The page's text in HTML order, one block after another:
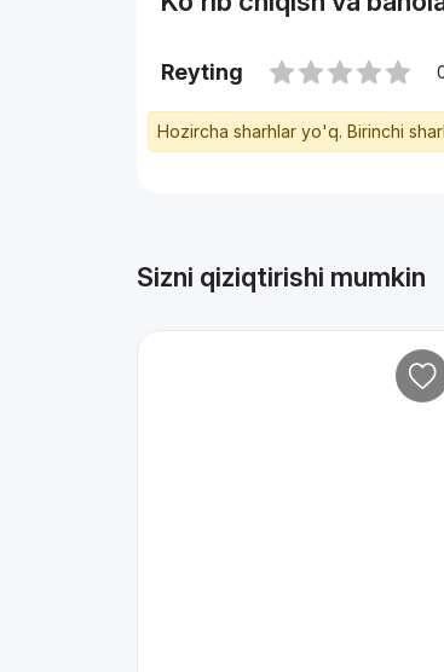
Reyting
Hozircha sharhlar yo'q. Birinchi
Sizni qiziqtirishi mumkin